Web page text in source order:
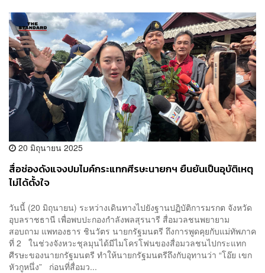
20 มิถุนายน 2025
สื่อช่องดังแจงปมไมค์กระแทกศีรษะนายกฯ ยืนยันเป็นอุบัติเหตุ
ไม่ได้ตั้งใจ
วันนี้ (20 มิถุนายน) ระหว่างเดินทางไปยังฐานปฏิบัติการมรกต จังหวัด
อุบลราชธานี เพื่อพบปะกองกำลังพลสุรนารี สื่อมวลชนพยายาม
สอบถาม แพทองธาร ชินวัตร นายกรัฐมนตรี ถึงการพูดคุยกับแม่ทัพภาค
ที่ 2 ในช่วงจังหวะชุลมุนได้มีไมโครโฟนของสื่อมวลชนไปกระแทก
ศีรษะของนายกรัฐมนตรี ทำให้นายกรัฐมนตรีถึงกับอุทานว่า “โอ๊ย เขก
หัวกูหนึ่ง” ก่อนที่สื่อมว...